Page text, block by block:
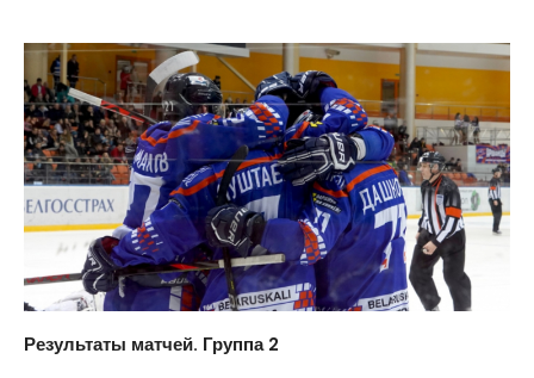
Результаты матчей. Группа 2